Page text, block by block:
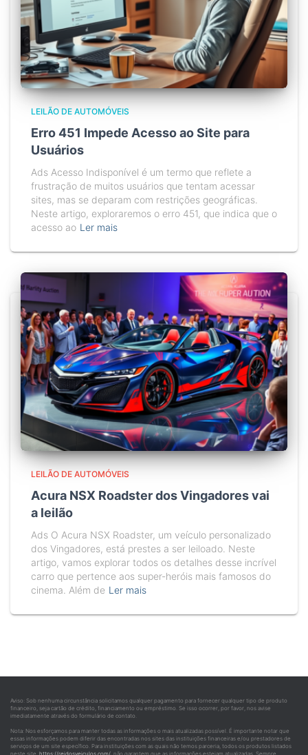
LEILÃO DE AUTOMÓVEIS
Erro 451 Impede Acesso ao Site para
Usuários
Ads Acesso Indisponível é um termo que reflete a
frustração de muitos usuários que tentam acessar
sites, mas se deparam com restrições geográficas.
Neste artigo, exploraremos o erro 451, que indica que o
acesso ao Ler mais
LEILÃO DE AUTOMÓVEIS
Acura NSX Roadster dos Vingadores vai
a leilão
Ads O Acura NSX Roadster, um veículo personalizado
dos Vingadores, está prestes a ser leiloado. Neste
artigo, vamos explorar todos os detalhes desse incrível
carro que pertence aos super-heróis mais famosos do
cinema. Além de Ler mais
Aviso: Sob nenhuma circunstância solicitamos qualquer pagamento para fornecer qualquer tipo de produto
financeiro, seja cartão de crédito, financiamento ou empréstimo. Se isso ocorrer, por favor, nos avise
imediatamente através do formulário de contato.
Nota: Nos esforçamos para manter todas as informações o mais atualizadas possível. É importante notar que
essas informações podem diferir das encontradas nos sites das instituições financeiras e/ou prestadores de
serviços de um site específico. Para instituições com as quais não temos parceria, todos os produtos listados
neste site, https://reidosveiculos.com/ , não garantem que as informações estejam atualizadas. Sempre